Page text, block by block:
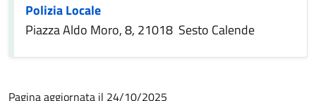
Polizia Locale
Piazza Aldo Moro, 8, 21018 Sesto Calende
Pagina aggiornata il 24/10/2025